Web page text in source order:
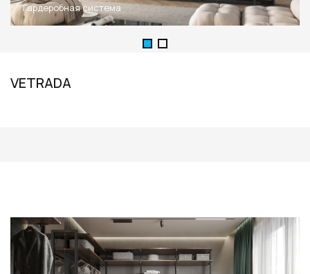
VETRADA
Гардеробная система